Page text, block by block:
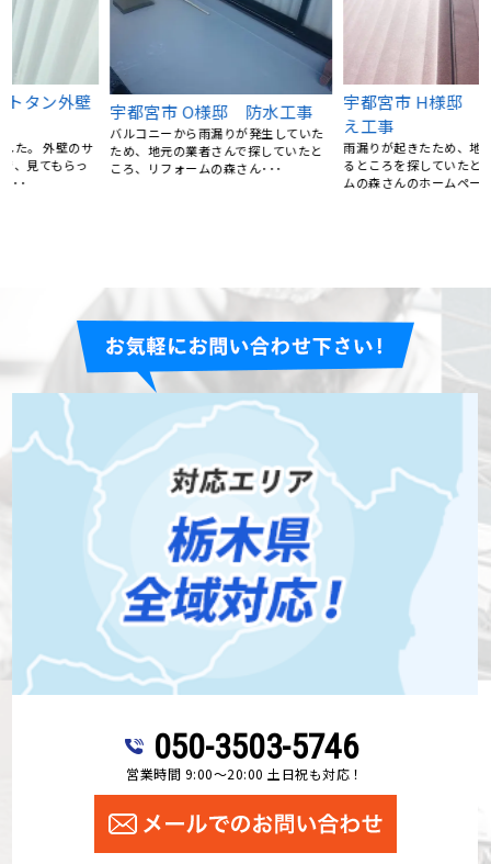
宇都宮市 O様邸 防水工事
バルコニーから雨漏りが発生していた
ため、地元の業者さんで探していたと
ころ、リフォームの森さん･･･
宇都宮市 H様邸 屋根葺き替
え工事
雨漏りが起きたため、地元できてくれ
るところを探していたところリフォー
ムの森さんのホームページ･･･
050-3503-5746
営業時間 9:00～20:00 土日祝も対応！